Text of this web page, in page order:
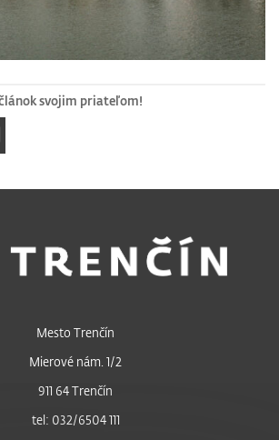
svojim priateľom!
Mesto Trenčín
Mierové nám. 1/2
911 64 Trenčín
tel: 032/6504 111